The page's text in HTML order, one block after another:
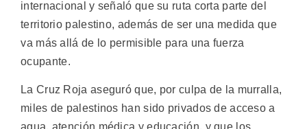
internacional y señaló que su ruta corta parte del
territorio palestino, además de ser una medida que
va más allá de lo permisible para una fuerza
ocupante.
La Cruz Roja aseguró que, por culpa de la murralla,
miles de palestinos han sido privados de acceso a
agua, atención médica y educación, y que los